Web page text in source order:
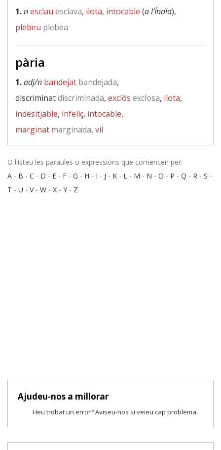
1.nesclau esclava, ilota, intocable (a l’Índia),
plebeu plebea
pària
1.adj/n bandejat bandejada,
discriminatdiscriminada, exclòs exclosa, ilota,
indesitjable, infeliç, intocable,
marginat marginada, vil
O llisteu les paraules o expressions que comencen per:
A - B - C - D - E - F - G - H - I - J - K - L - M - N - O - P - Q - R - S -
T - U - V- W - X - Y - Z
Ajudeu-nos a millorar
Heu trobat un error? Aviseu-nos si veieu cap problema.